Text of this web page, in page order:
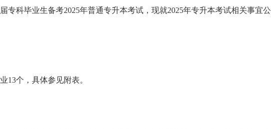
专科毕业生备考2025年普通专升本考试，现就2025年专升本考试相关事宜公
13个，具体参见附表。